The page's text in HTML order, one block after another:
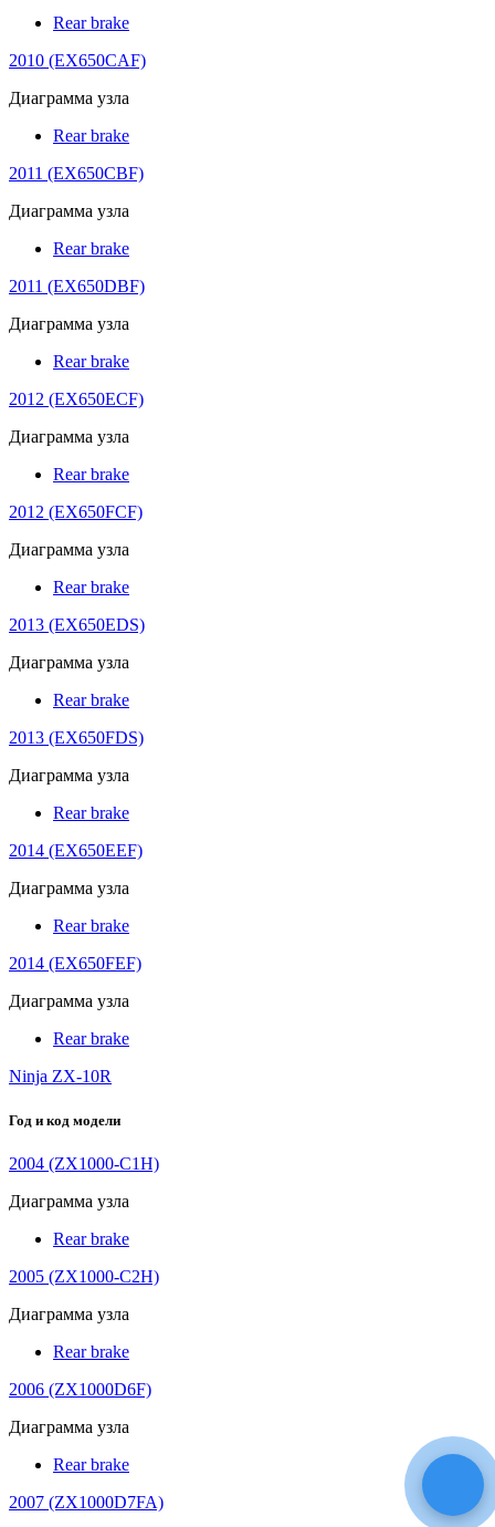
Rear brake
2010 (EX650CAF)
Диаграмма узла
Rear brake
2011 (EX650CBF)
Диаграмма узла
Rear brake
2011 (EX650DBF)
Диаграмма узла
Rear brake
2012 (EX650ECF)
Диаграмма узла
Rear brake
2012 (EX650FCF)
Диаграмма узла
Rear brake
2013 (EX650EDS)
Диаграмма узла
Rear brake
2013 (EX650FDS)
Диаграмма узла
Rear brake
2014 (EX650EEF)
Диаграмма узла
Rear brake
2014 (EX650FEF)
Диаграмма узла
Rear brake
Ninja ZX-10R
Год и код модели
2004 (ZX1000-C1H)
Диаграмма узла
Rear brake
2005 (ZX1000-C2H)
Диаграмма узла
Rear brake
2006 (ZX1000D6F)
Диаграмма узла
Rear brake
2007 (ZX1000D7FA)